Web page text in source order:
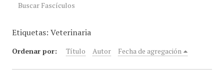
Buscar Fascículos
Etiquetas: Veterinaria
Ordenar por: Título Autor Fecha de agregación